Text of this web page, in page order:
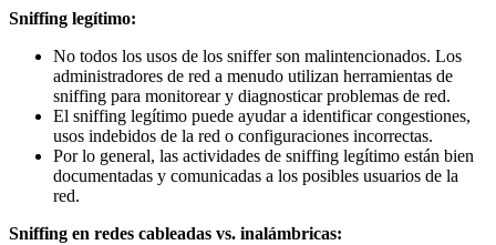
Sniffing legítimo:
No todos los usos de los sniffer son malintencionados. Los
administradores de red a menudo utilizan herramientas de
sniffing para monitorear y diagnosticar problemas de red.
El sniffing legítimo puede ayudar a identificar congestiones,
usos indebidos de la red o configuraciones incorrectas.
Por lo general, las actividades de sniffing legítimo están bien
documentadas y comunicadas a los posibles usuarios de la
red.
Sniffing en redes cableadas vs. inalámbricas: